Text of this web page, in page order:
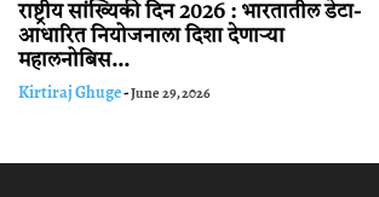
राष्ट्रीय सांख्यिकी दिन 2026 : भारतातील डेटा-
आधारित नियोजनाला दिशा देणाऱ्या
महालनोबिस...
Kirtiraj Ghuge-June 29, 2026